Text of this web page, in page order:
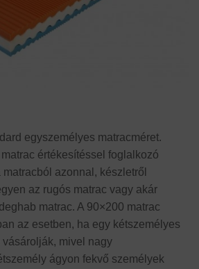
egyszemélyes matracméret.
értékesítéssel foglalkozó
azonnal, készletről
az rugós matrac vagy akár
matrac. A 90×200 matrac
az esetben, ha egy kétszemélyes
mivel nagy
ágyon fekvő személyek